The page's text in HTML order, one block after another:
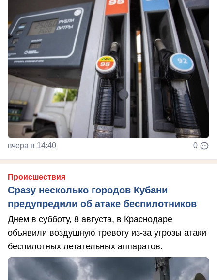
вчера в 14:40 0
Происшествия
Сразу несколько городов Кубани
предупредили об атаке беспилотников
Днем в субботу, 8 августа, в Краснодаре
объявили воздушную тревогу из-за угрозы атаки
беспилотных летательных аппаратов.